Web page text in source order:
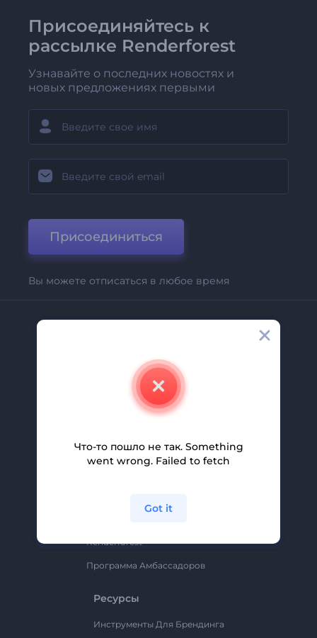
Присоединяйтесь к
рассылке Renderforest
Узнавайте о последних новостях и
новых предложениях первыми
Присоединиться
Вы можете отписаться в любое время
Свяжитесь С Нами
Партнерская Программа
Renderforest
Программа Амбассадоров
Ресурсы
Инструменты Для Брендинга
Что-то пошло не так. Something
went wrong. Failed to fetch
Got it